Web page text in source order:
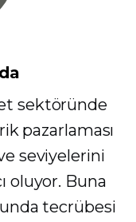
sektöründe
pazarlaması
seviyelerini
oluyor. Buna
tecrübesi